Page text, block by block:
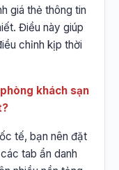
giá thẻ thông tin
Điều này giúp
chỉnh kịp thời
khách sạn
tế, bạn nên đặt
tab ẩn danh